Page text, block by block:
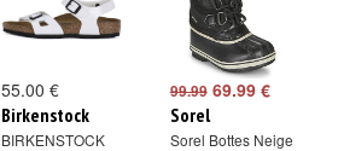
55.00 €
Birkenstock
BIRKENSTOCK
99.9969.99 €
Sorel
Sorel Bottes Neige